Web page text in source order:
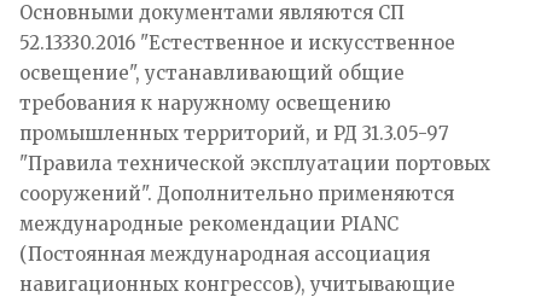
Основными документами являются СП
52.13330.2016 "Естественное и искусственное
освещение", устанавливающий общие
требования к наружному освещению
промышленных территорий, и РД 31.3.05-97
"Правила технической эксплуатации портовых
сооружений". Дополнительно применяются
международные рекомендации PIANC
(Постоянная международная ассоциация
навигационных конгрессов), учитывающие